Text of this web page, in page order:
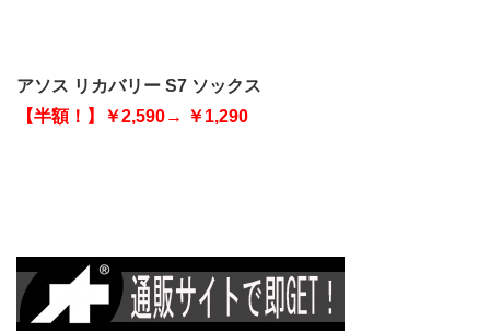
アソス リカバリー S7 ソックス
【半額！】￥2,590→ ￥1,290